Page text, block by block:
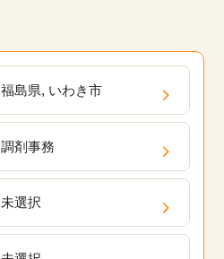
福島県, いわき市
調剤事務
未選択